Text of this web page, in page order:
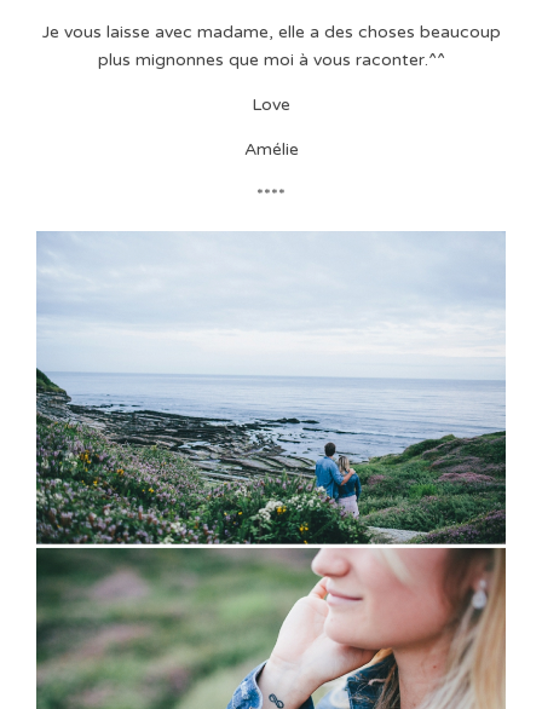
Je vous laisse avec madame, elle a des choses beaucoup
plus mignonnes que moi à vous raconter.^^
Love
Amélie
****